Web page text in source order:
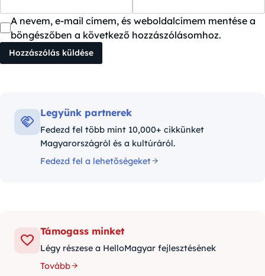
A nevem, e-mail címem, és weboldalcímem mentése a
böngészőben a következő hozzászólásomhoz.
Legyünk partnerek
Fedezd fel több mint 10,000+ cikkünket
Magyarországról és a kultúráról.
Fedezd fel a lehetőségeket
Támogass minket
Légy részese a HelloMagyar fejlesztésének
Tovább